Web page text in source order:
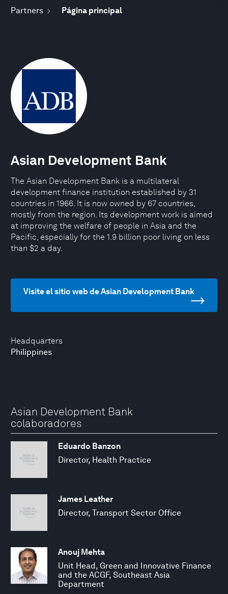
Partners Página principal
Headquarters
Philippines
Asian Development Bank
The Asian Development Bank is a multilateral
development finance institution established by 31
countries in 1966. It is now owned by 67 countries,
mostly from the region. Its development work is aimed
at improving the welfare of people in Asia and the
Pacific, especially for the 1.9 billion poor living on less
than $2 a day.
Visite el sitio web de Asian Development Bank
Asian Development Bank
colaboradores
Eduardo Banzon
Director, Health Practice
James Leather
Director, Transport Sector Office
Anouj Mehta
Unit Head, Green and Innovative Finance
and the ACGF, Southeast Asia
Department